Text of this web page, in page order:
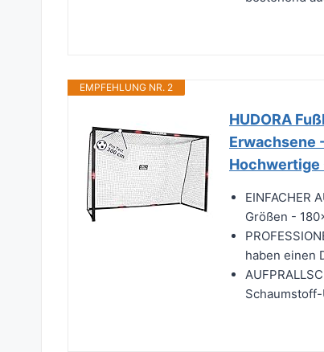
EMPFEHLUNG NR. 2
HUDORA
Erwachsene
Hochwertige
EINFACHER
Größen -
haben einen